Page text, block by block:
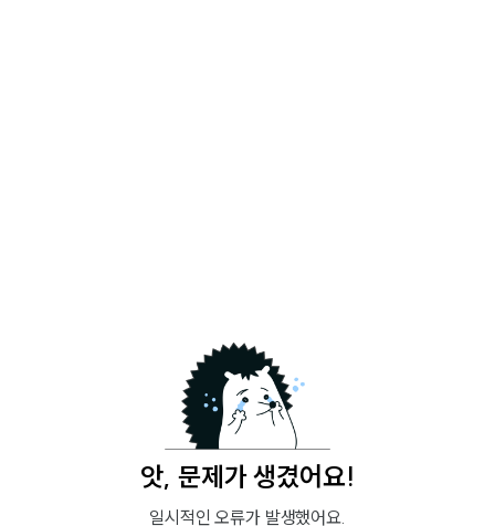
앗, 문제가 생겼어요!
일시적인 오류가 발생했어요.